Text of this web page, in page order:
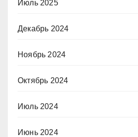
Июль 2025
Декабрь 2024
Ноябрь 2024
Октябрь 2024
Июль 2024
Июнь 2024